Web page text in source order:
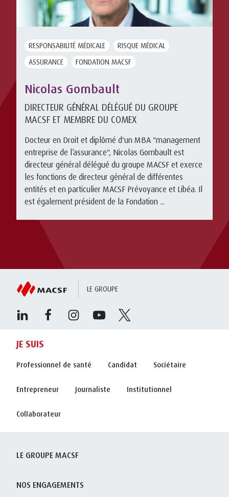
RESPONSABILITÉ MÉDICALE
RISQUE MÉDICAL
ASSURANCE
FONDATION MACSF
Nicolas Gombault
DIRECTEUR GÉNÉRAL DÉLÉGUÉ DU GROUPE
MACSF ET MEMBRE DU COMEX
Docteur en Droit et diplômé d'un MBA "management
entreprise de l’assurance", Nicolas Gombault est
directeur général délégué du groupe MACSF et exerce
les fonctions de directeur général de différentes
entités et en particulier MACSF Prévoyance et Libéa. Il
est également président de la Fondation ...
LE GROUPE
JE SUIS
Professionnel de santé Candidat Sociétaire
Entrepreneur Journaliste Institutionnel
Collaborateur
LE GROUPE MACSF
NOS ENGAGEMENTS